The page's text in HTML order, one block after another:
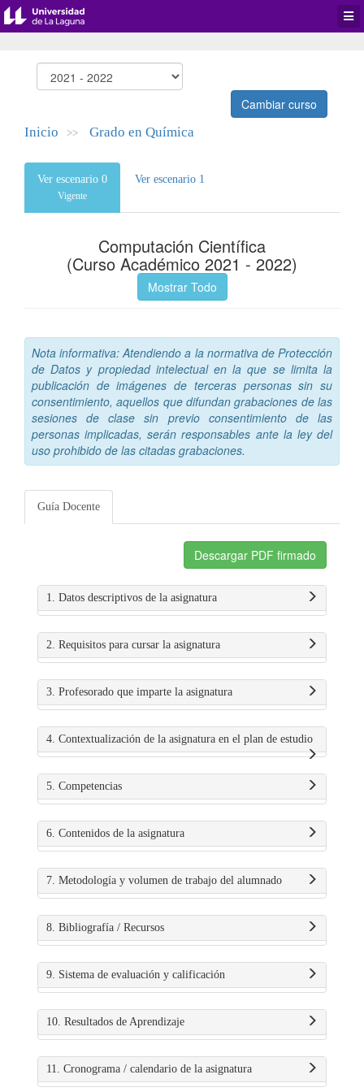
Cambiar curso
Inicio >> Grado en Química
Ver escenario 0
Vigente
Ver escenario 1
Computación Científica
(Curso Académico 2021 - 2022)
Mostrar Todo
Nota informativa: Atendiendo a la normativa de Protección
de Datos y propiedad intelectual en la que se limita la
publicación de imágenes de terceras personas sin su
consentimiento, aquellos que difundan grabaciones de las
sesiones de clase sin previo consentimiento de las
personas implicadas, serán responsables ante la ley del
uso prohibido de las citadas grabaciones.
Guía Docente
Descargar PDF firmado
1. Datos descriptivos de la asignatura
2. Requisitos para cursar la asignatura
3. Profesorado que imparte la asignatura
4. Contextualización de la asignatura en el plan de estudio
5. Competencias
6. Contenidos de la asignatura
7. Metodología y volumen de trabajo del alumnado
8. Bibliografía / Recursos
9. Sistema de evaluación y calificación
10. Resultados de Aprendizaje
11. Cronograma / calendario de la asignatura